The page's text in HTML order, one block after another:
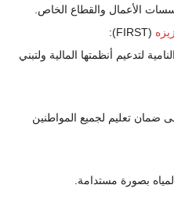
الأعمال والقطاع الخاص.
(FIRST):
لتدعيم أنظمتها المالية ولتبني
ضمان تعليم لجميع المواطنين
بصورة مستدامة.